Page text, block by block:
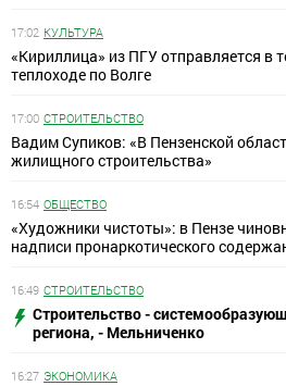
17:02 КУЛЬТУРА
«Кириллица» из ПГУ отправляется в
теплоходе по Волге
17:00 СТРОИТЕЛЬСТВО
Вадим Супиков: «В Пензенской
жилищного строительства»
16:54 ОБЩЕСТВО
«Художники чистоты»: в Пензе
надписи пронаркотического
16:49 СТРОИТЕЛЬСТВО
Строительство -
региона, - Мельниченко
16:27 ЭКОНОМИКА